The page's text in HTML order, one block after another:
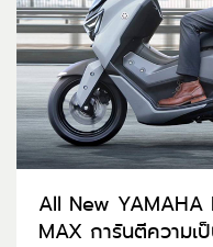
All New YAMAHA
MAX การันตีความเ